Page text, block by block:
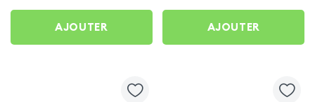
AJOUTER AJOUTER